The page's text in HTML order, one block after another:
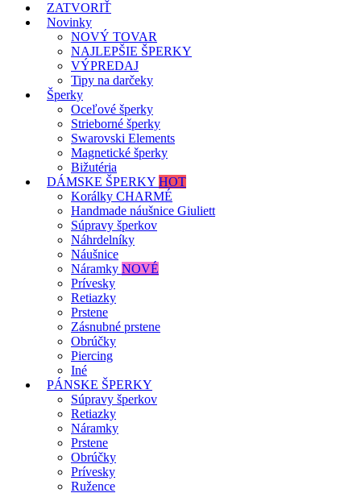
ZATVORIŤ
Novinky
NOVÝ TOVAR
NAJLEPŠIE ŠPERKY
VÝPREDAJ
Tipy na darčeky
Šperky
Oceľové šperky
Strieborné šperky
Swarovski Elements
Magnetické šperky
Bižutéria
DÁMSKE ŠPERKY HOT
Korálky CHARMÉ
Handmade náušnice Giuliett
Súpravy šperkov
Náhrdelníky
Náušnice
Náramky NOVÉ
Prívesky
Retiazky
Prstene
Zásnubné prstene
Obrúčky
Piercing
Iné
PÁNSKE ŠPERKY
Súpravy šperkov
Retiazky
Náramky
Prstene
Obrúčky
Prívesky
Ružence